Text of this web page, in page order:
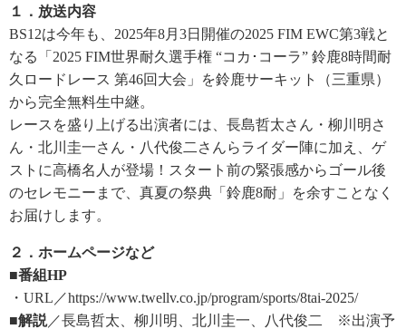
１．放送内容
BS12は今年も、2025年8月3日開催の2025 FIM EWC第3戦と
なる「2025 FIM世界耐久選手権 “コカ･コーラ” 鈴鹿8時間耐
久ロードレース 第46回大会」を鈴鹿サーキット（三重県）
から完全無料生中継。
レースを盛り上げる出演者には、長島哲太さん・柳川明さ
ん・北川圭一さん・八代俊二さんらライダー陣に加え、ゲ
ストに高橋名人が登場！スタート前の緊張感からゴール後
のセレモニーまで、真夏の祭典「鈴鹿8耐」を余すことなく
お届けします。
２．ホームページなど
■番組HP
・URL／https://www.twellv.co.jp/program/sports/8tai-2025/
■解説／長島哲太、柳川明、北川圭一、八代俊二 ※出演予